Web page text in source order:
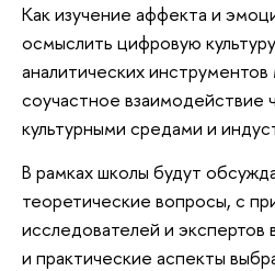
Как изучение аффекта и
осмыслить цифровую
аналитических
соучастное взаимодействие
культурными средами и
В рамках школы будут
теоретические вопросы, с
исследователей и экспертов
и практические аспекты